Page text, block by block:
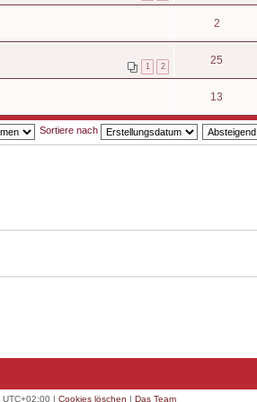
2
1 2 25
13
Sortiere nach
UTC+02:00| Cookies löschen | Das Team